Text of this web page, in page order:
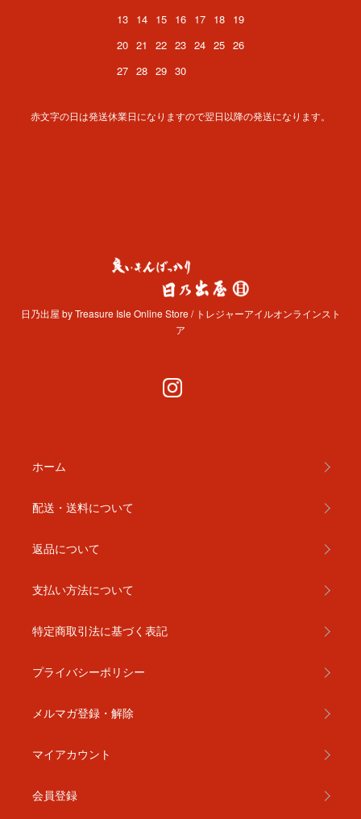
13 14 15 16 17 18 19
20 21 22 23 24 25 26
27 28 29 30
赤文字の日は発送休業日になりますので翌日以降の発送になります。
日乃出屋 by Treasure Isle Online Store / トレジャーアイルオンラインスト
ア
ホーム
配送・送料について
返品について
支払い方法について
特定商取引法に基づく表記
プライバシーポリシー
メルマガ登録・解除
マイアカウント
会員登録